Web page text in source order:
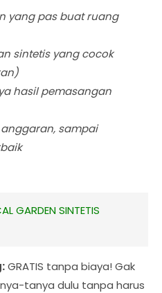
yang pas buat ruang
sintetis yang cocok
hasil pemasangan
sampai
GARDEN SINTETIS
GRATIS tanpa biaya! Gak
tanya dulu tanpa harus